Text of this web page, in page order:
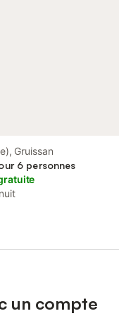
Gruissan
6 personnes
un compte